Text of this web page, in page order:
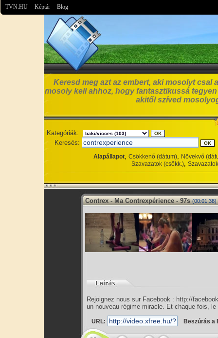
TVN.HU Képtár Blog
Keresd meg azt az embert, aki mosolyt csal
mosoly kell ahhoz, hogy fantasztikussá
akitől szíved
Kategóriák:
Keresés:
Alapállapot, Csökkenő (dátum), Növekvő
Szavazatok (csökk.),
Contrex - Ma Contrexpérience - 97s (00:01:38)
Rejoignez nous sur Facebook : http://
un nouveau régime miracle. Et chaque fois,
URL: Beszúrás a